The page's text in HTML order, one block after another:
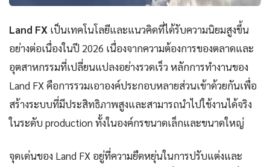
Land FX เป็นเทคโนโลยีและแนวคิดที่ได้รับความนิยมสูงขึ้น
อย่างต่อเนื่องในปี 2026 เนื่องจากความต้องการของตลาดและ
อุตสาหกรรมที่เปลี่ยนแปลงอย่างรวดเร็ว หลักการทำงานของ
Land FX คือการรวมเอาองค์ประกอบหลายส่วนเข้าด้วยกันเพื่อ
สร้างระบบที่มีประสิทธิภาพสูงและสามารถนำไปใช้งานได้จริง
ในระดับ production ทั้งในองค์กรขนาดเล็กและขนาดใหญ่
จุดเด่นของ Land FX อยู่ที่ความยืดหยุ่นในการปรับแต่งและ